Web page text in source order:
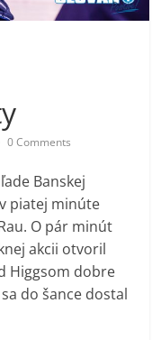
0 Comments
Banskej
piatej minúte
O pár minút
akcii otvoril
Higgsom dobre
do šance dostal